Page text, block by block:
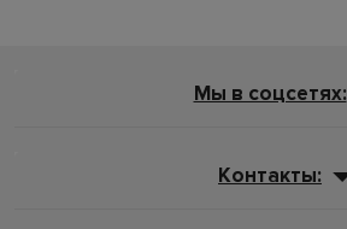
Мы в соцсетях:
Контакты: